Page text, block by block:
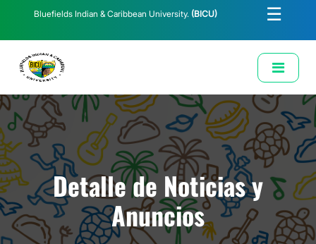
Bluefields Indian & Caribbean University. (BICU) ☰
Solicitud de Correo Institucional
Detalle de Noticias y
Anuncios